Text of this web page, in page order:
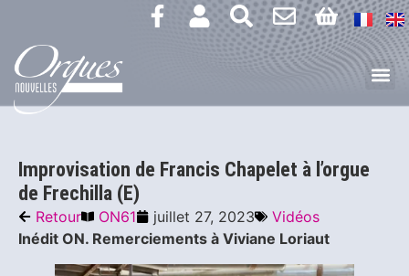
Improvisation de Francis Chapelet à l’orgue
de Frechilla (E)
Retour ON61 juillet 27, 2023
Vidéos
Inédit ON. Remerciements à Viviane Loriaut